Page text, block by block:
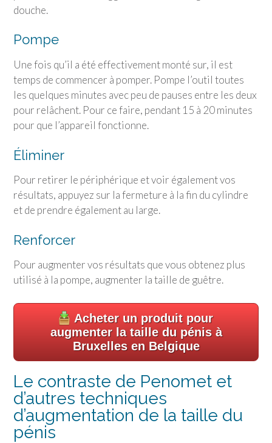
douche.
Pompe
Une fois qu’il a été effectivement monté sur, il est
temps de commencer à pomper. Pompe l’outil toutes
les quelques minutes avec peu de pauses entre les deux
pour relâchent. Pour ce faire, pendant 15 à 20 minutes
pour que l’appareil fonctionne.
Éliminer
Pour retirer le périphérique et voir également vos
résultats, appuyez sur la fermeture à la fin du cylindre
et de prendre également au large.
Renforcer
Pour augmenter vos résultats que vous obtenez plus
utilisé à la pompe, augmenter la taille de guêtre.
Acheter un produit pour
augmenter la taille du pénis à
Bruxelles en Belgique
Le contraste de Penomet et
d’autres techniques
d’augmentation de la taille du
pénis